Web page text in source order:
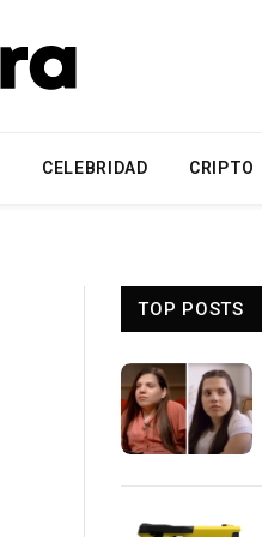
CELEBRIDAD CRIPTO
TOP POSTS